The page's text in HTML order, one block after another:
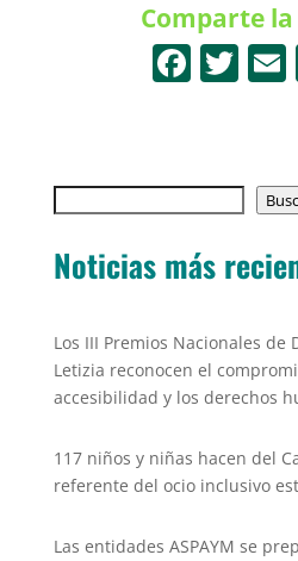
Comparte
F
e
b
o
o
k
T
er
Noticias más
Los III Premios Nacionales de
Letizia reconocen el
accesibilidad y los derechos
117 niños y niñas hacen del
referente del ocio inclusivo
Las entidades ASPAYM se